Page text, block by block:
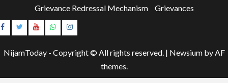
Grievance Redressal Mechanism
Grievances
Instagram
NijamToday - Copyright © All rights reserved. | Newsiumby AF
themes.